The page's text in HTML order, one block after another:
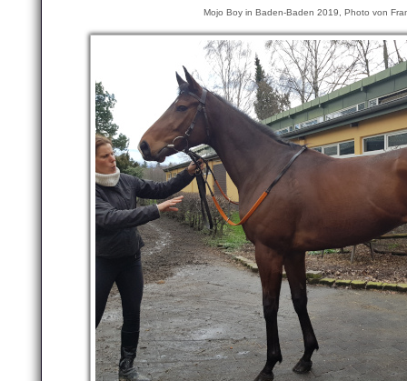
Mojo Boy in Baden-Baden 2019, Photo von